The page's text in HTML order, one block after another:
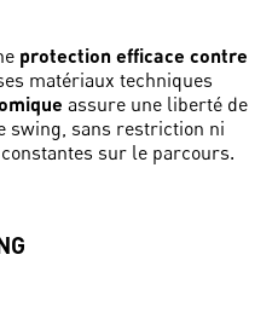
protection efficace contre
matériaux techniques
assure une liberté de
swing, sans restriction ni
sur le parcours.